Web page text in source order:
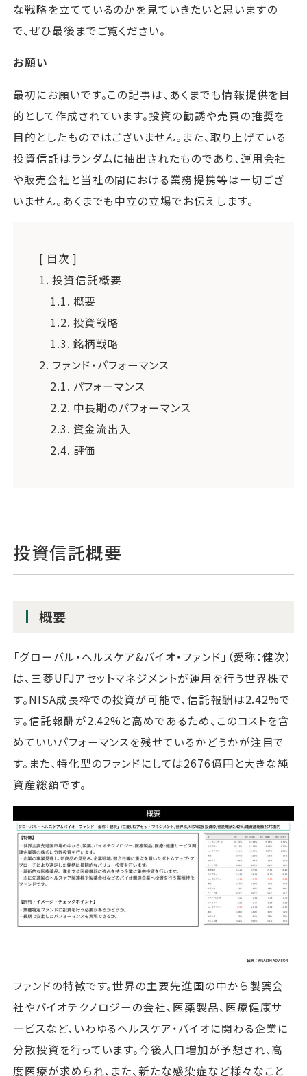
な戦略を立てているのかを見ていきたいと思いますの
で、ぜひ最後までご覧ください。
お願い
最初にお願いです。この記事は、あくまでも情報提供を目
的として作成されています。投資の勧誘や売買の推奨を
目的としたものではございません。また、取り上げている
投資信託はランダムに抽出されたものであり、運用会社
や販売会社と当社の間における業務提携等は一切ござ
いません。あくまでも中立の立場でお伝えします。
[ 目次 ]
1. 投資信託概要
1.1. 概要
1.2. 投資戦略
1.3. 銘柄戦略
2. ファンド・パフォーマンス
2.1. パフォーマンス
2.2. 中長期のパフォーマンス
2.3. 資金流出入
2.4. 評価
投資信託概要
概要
「グローバル・ヘルスケア&バイオ・ファンド」（愛称：健次）
は、三菱UFJアセットマネジメントが運用を行う世界株で
す。NISA成長枠での投資が可能で、信託報酬は2.42%で
す。信託報酬が2.42%と高めであるため、このコストを含
めていいパフォーマンスを残せているかどうかが注目で
す。また、特化型のファンドにしては2676億円と大きな純
資産総額です。
ファンドの特徴です。世界の主要先進国の中から製薬会
社やバイオテクノロジーの会社、医薬製品、医療健康サ
ービスなど、いわゆるヘルスケア・バイオに関わる企業に
分散投資を行っています。今後人口増加が予想され、高
度医療が求められ、また、新たな感染症など様々なこと